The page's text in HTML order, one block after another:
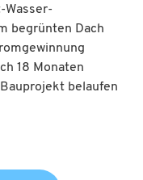
Wasser-
begrünten Dach
18 Monaten
belaufen